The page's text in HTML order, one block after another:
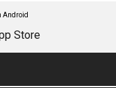
Android